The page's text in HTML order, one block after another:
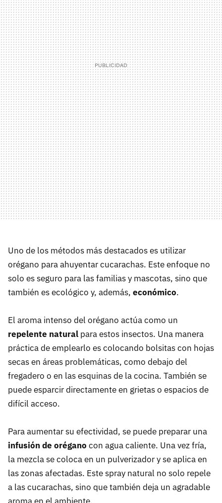
Uno de los métodos más destacados es utilizar
orégano para ahuyentar cucarachas. Este enfoque no
solo es seguro para las familias y mascotas, sino que
también es ecológico y, además, económico.
El aroma intenso del orégano actúa como un
repelente natural para estos insectos. Una manera
práctica de emplearlo es colocando bolsitas con hojas
secas en áreas problemáticas, como debajo del
fregadero o en las esquinas de la cocina. También se
puede esparcir directamente en grietas o espacios de
difícil acceso.
Para aumentar su efectividad, se puede preparar una
infusión de orégano con agua caliente. Una vez fría,
la mezcla se coloca en un pulverizador y se aplica en
las zonas afectadas. Este spray natural no solo repele
a las cucarachas, sino que también deja un agradable